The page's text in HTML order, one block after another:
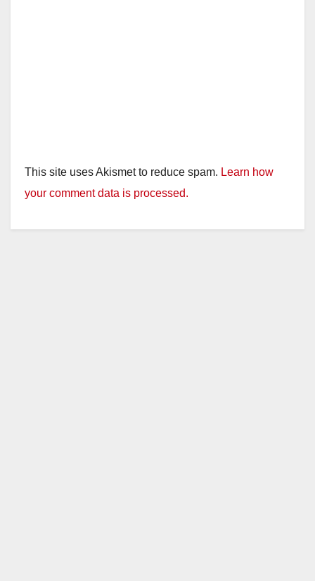
This site uses Akismet to reduce spam. Learn how
your comment data is processed.